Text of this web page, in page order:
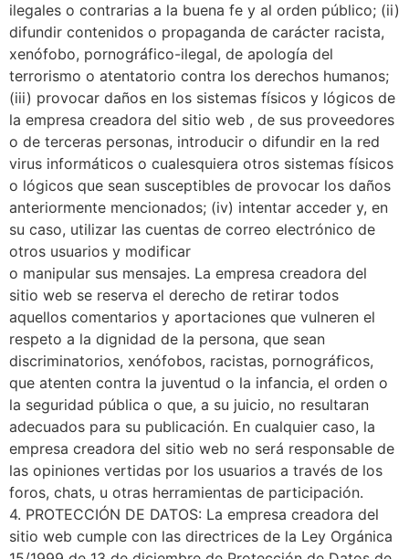
ilegales o contrarias a la buena fe y al orden público; (ii)
difundir contenidos o propaganda de carácter racista,
xenófobo, pornográfico-ilegal, de apología del
terrorismo o atentatorio contra los derechos humanos;
(iii) provocar daños en los sistemas físicos y lógicos de
la empresa creadora del sitio web , de sus proveedores
o de terceras personas, introducir o difundir en la red
virus informáticos o cualesquiera otros sistemas físicos
o lógicos que sean susceptibles de provocar los daños
anteriormente mencionados; (iv) intentar acceder y, en
su caso, utilizar las cuentas de correo electrónico de
otros usuarios y modificar
o manipular sus mensajes. La empresa creadora del
sitio web se reserva el derecho de retirar todos
aquellos comentarios y aportaciones que vulneren el
respeto a la dignidad de la persona, que sean
discriminatorios, xenófobos, racistas, pornográficos,
que atenten contra la juventud o la infancia, el orden o
la seguridad pública o que, a su juicio, no resultaran
adecuados para su publicación. En cualquier caso, la
empresa creadora del sitio web no será responsable de
las opiniones vertidas por los usuarios a través de los
foros, chats, u otras herramientas de participación.
4. PROTECCIÓN DE DATOS: La empresa creadora del
sitio web cumple con las directrices de la Ley Orgánica